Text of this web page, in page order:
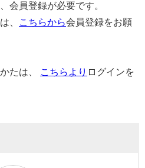
会員登録が必要です。
、
こちらから会員登録をお願
たは、 こちらより ログインを